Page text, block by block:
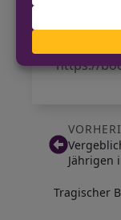
0231/132-
https://
Jährigen
Tragischer